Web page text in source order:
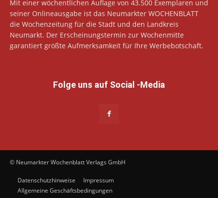
Mit einer wöchentlichen Auflage von 43.500 Exemplaren und
seiner Onlineausgabe ist das Neumarkter WOCHENBLATT
die Wochenzeitung für die Stadt und den Landkreis
Neumarkt. Der Erscheinungstermin zur Wochenmitte
garantiert größte Aufmerksamkeit für Ihre Werbebotschaft.
Folge uns auf Social -Media
© Neumarkter Wochenblatt Verlags GmbH
Datenschutzhinweise
Impressum
Allgemeine Geschäftsbedingungen